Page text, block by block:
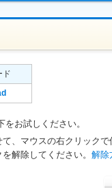
ド
お試しください。
、マウスの右クリック
解除してください。 解除